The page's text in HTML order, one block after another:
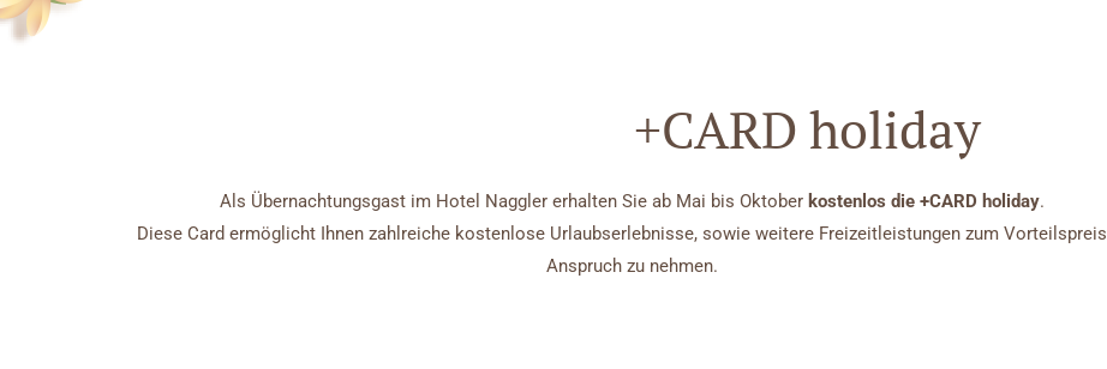
+CARD holiday
Als Übernachtungsgast im Hotel Naggler erhalten Sie ab Mai bis Oktober kostenlos die +CARD holiday.
Diese Card ermöglicht Ihnen zahlreiche kostenlose Urlaubserlebnisse, sowie weitere Freizeitleistungen zum
Anspruch zu nehmen.